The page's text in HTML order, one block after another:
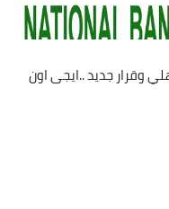
وقرار جديد ..ايجى اون